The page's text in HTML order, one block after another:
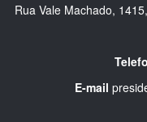
Rua Vale Machado,
E-mail